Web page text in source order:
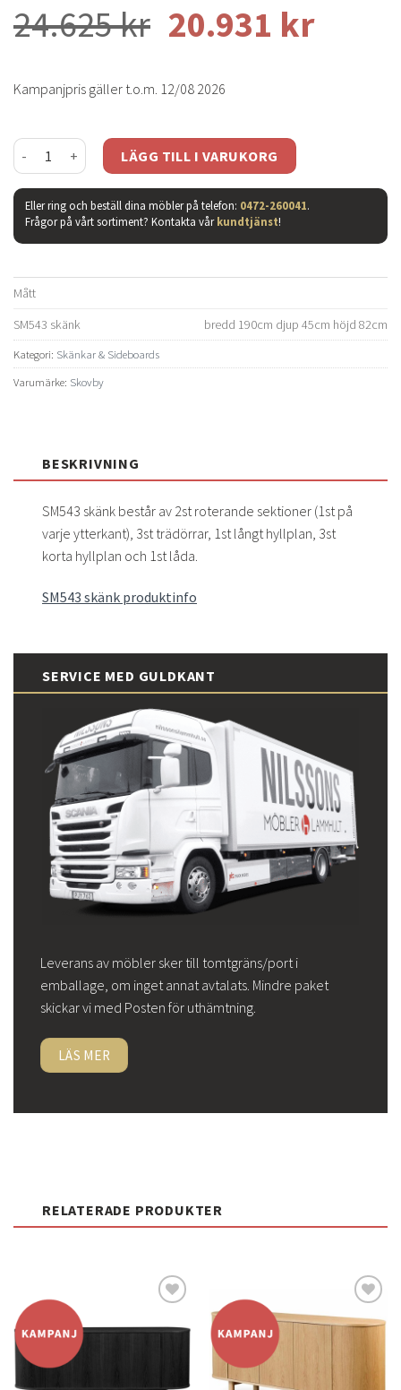
24.625kr 20.931 kr
Kampanjpris gäller t.o.m. 12/08 2026
SM543 skänk vitoljad ek mängdLÄGG TILL I VARUKORG
Eller ring och beställ dina möbler på telefon: 0472-260041.
Frågor på vårt sortiment? Kontakta vårkundtjänst!
Mått
SM543 skänk
bredd 190cm djup 45cm höjd 82cm
Kategori: Skänkar & Sideboards
Varumärke: Skovby
BESKRIVNING
SM543 skänk består av 2st roterande sektioner (1st på
varje ytterkant), 3st trädörrar, 1st långt hyllplan, 3st
korta hyllplan och 1st låda.
SM543 skänk produktinfo
SERVICE MED GULDKANT
Leverans av möbler sker till tomtgräns/port i
emballage, om inget annat avtalats. Mindre paket
skickar vi med Posten för uthämtning.
LÄS MER
RELATERADE PRODUKTER
Lägg